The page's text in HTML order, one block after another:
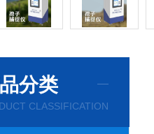
分类
CLASSIFICATION